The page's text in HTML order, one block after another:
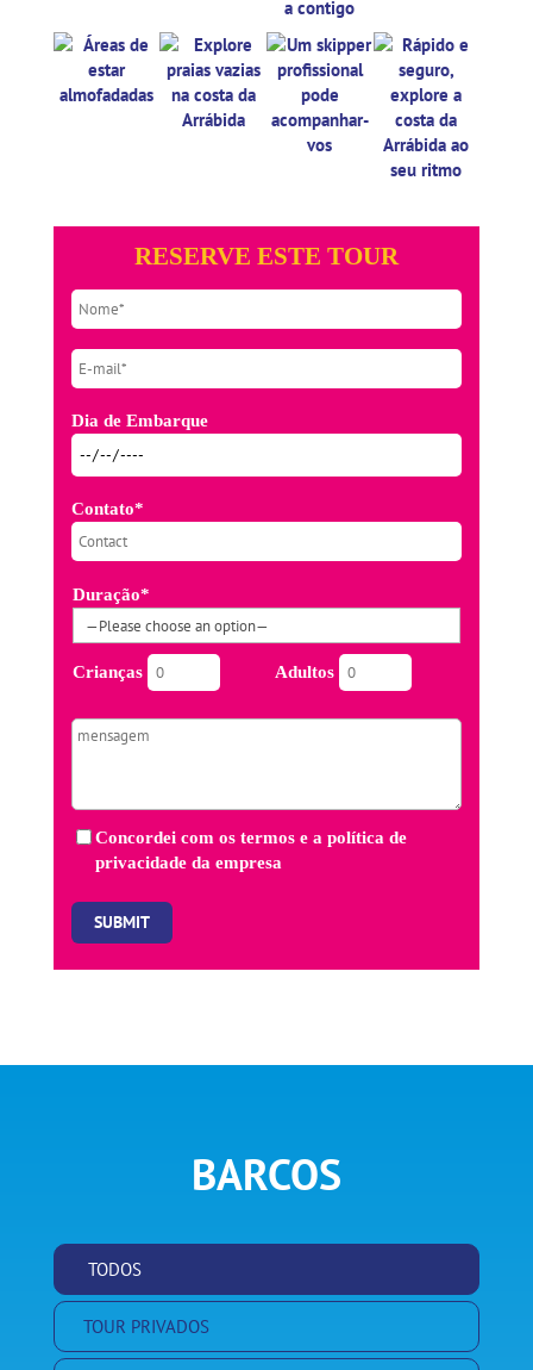
RESERVE ESTE TOUR
Dia de Embarque
Contato*
Duração*
Crianças Adultos
Concordei com os termose a política de
privacidadeda empresa
BARCOS
TODOS
TOUR PRIVADOS